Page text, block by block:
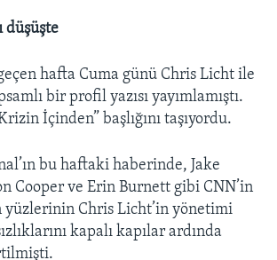
düşüşte
hafta Cuma günü Chris Licht ile
bir profil yazısı yayımlamıştı.
İçinden” başlığını taşıyordu.
bu haftaki haberinde, Jake
Cooper ve Erin Burnett gibi CNN’in
Chris Licht’in yönetimi
kapalı kapılar ardında